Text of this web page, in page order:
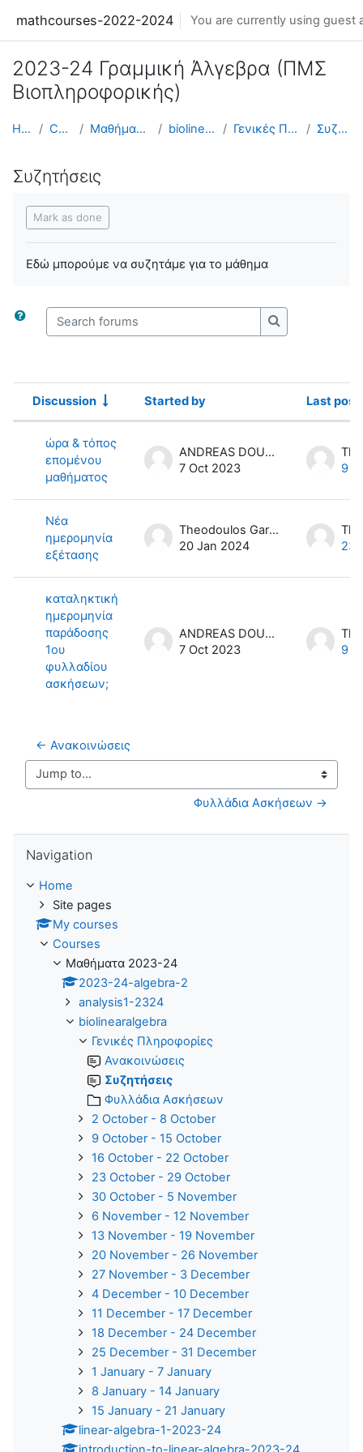
mathcourses-2022-2024 You are currently using guest
2023-24 Γραμμική Άλγεβρα (ΠΜΣ
Βιοπληροφορικής)
Home Courses Μαθήματα 2023-24 biolinearalgebra Γενικές Πληροφορίες Συζητήσεις
Συζητήσεις
Mark as done
Εδώ μπορούμε να συζητάμε για το μάθημα
Search forums
Search forums
List of discussions. Showing 3 of 3
Status
Discussion Started by Last post
ώρα & τόπος
επομένου
μαθήματος
ANDREAS DOULIS
7 Oct 2023
9
Νέα
ημερομηνία
εξέτασης
Theodoulos Garefalakis
20 Jan 2024
23
καταληκτική
ημερομηνία
παράδοσης
1ου
φυλλαδίου
ασκήσεων;
ANDREAS DOULIS
7 Oct 2023
9
← Ανακοινώσεις
Jump to...
Φυλλάδια Ασκήσεων →
Navigation
Home
Site pages
My courses
Courses
Μαθήματα 2023-24
2023-24-algebra-2
analysis1-2324
biolinearalgebra
Γενικές Πληροφορίες
Ανακοινώσεις
Συζητήσεις
Φυλλάδια Ασκήσεων
2 October - 8 October
9 October - 15 October
16 October - 22 October
23 October - 29 October
30 October - 5 November
6 November - 12 November
13 November - 19 November
20 November - 26 November
27 November - 3 December
4 December - 10 December
11 December - 17 December
18 December - 24 December
25 December - 31 December
1 January - 7 January
8 January - 14 January
15 January - 21 January
linear-algebra-1-2023-24